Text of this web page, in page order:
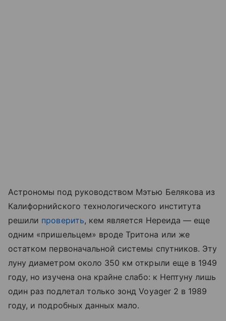
Астрономы под руководством Мэтью Белякова из
Калифорнийского технологического института
решили проверить, кем является Нереида — еще
одним «пришельцем» вроде Тритона или же
остатком первоначальной системы спутников. Эту
луну диаметром около 350 км открыли еще в 1949
году, но изучена она крайне слабо: к Нептуну лишь
один раз подлетал только зонд Voyager 2 в 1989
году, и подробных данных мало.